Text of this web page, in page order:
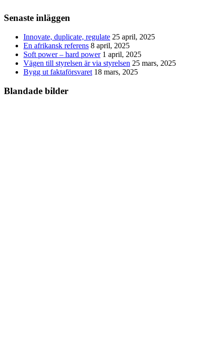
Senaste inläggen
Innovate, duplicate, regulate 25 april, 2025
En afrikansk referens 8 april, 2025
Soft power – hard power 1 april, 2025
Vägen till styrelsen är via styrelsen 25 mars, 2025
Bygg ut faktaförsvaret 18 mars, 2025
Blandade bilder